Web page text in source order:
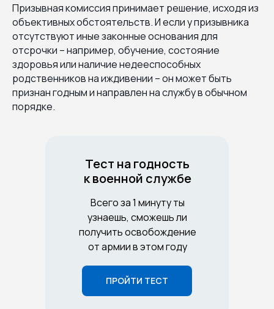
Призывная комиссия принимает решение, исходя из
объективных обстоятельств. И если у призывника
отсутствуют иные законные основания для
отсрочки – например, обучение, состояние
здоровья или наличие недееспособных
родственников на иждивении – он может быть
признан годным и направлен на службу в обычном
порядке.
ПРОЙТИ ТЕСТ
Тест на годность
к военной службе
Всего за 1 минуту ты
узнаешь, сможешь ли
получить освобождение
от армии в этом году